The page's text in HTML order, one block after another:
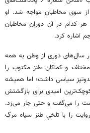
از سوی مخاطبان مواجه شد. او
کدام در آن دوران مخاطبان
اشاره کرد.
کرد. در سال‌های دوری از وطن به همه
و کماکان طنز مکتوب را
سیاسی داشت؛ اما همیشه
امیدی برای بازگشتش
را می‌گفت و حتی جار می‌زد.
را با تلخیِ طنز سیاه مرگِ